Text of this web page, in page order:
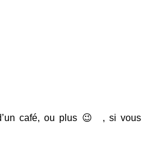
café, ou plus 😉 , si vous